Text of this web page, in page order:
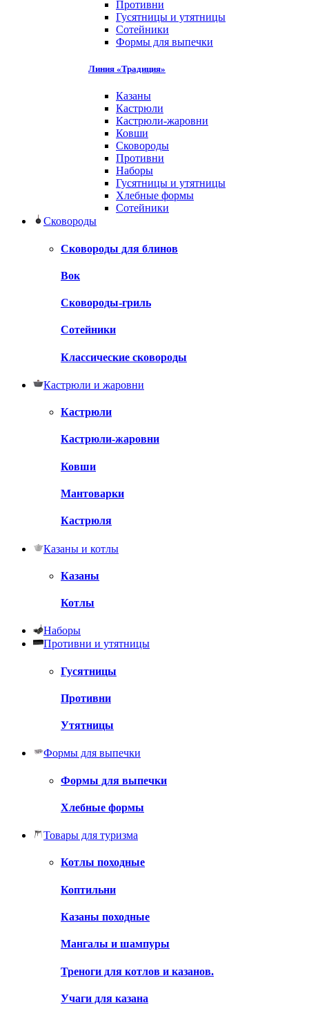
Противни
Гусятницы и утятницы
Сотейники
Формы для выпечки
Линия «Традиция»
Казаны
Кастрюли
Кастрюли-жаровни
Ковши
Сковороды
Противни
Наборы
Гусятницы и утятницы
Хлебные формы
Сотейники
Сковороды
Сковороды для блинов
Вок
Сковороды-гриль
Сотейники
Классические сковороды
Кастрюли и жаровни
Кастрюли
Кастрюли-жаровни
Ковши
Мантоварки
Кастрюля
Казаны и котлы
Казаны
Котлы
Наборы
Противни и утятницы
Гусятницы
Противни
Утятницы
Формы для выпечки
Формы для выпечки
Хлебные формы
Товары для туризма
Котлы походные
Коптильни
Казаны походные
Мангалы и шампуры
Треноги для котлов и казанов.
Учаги для казана